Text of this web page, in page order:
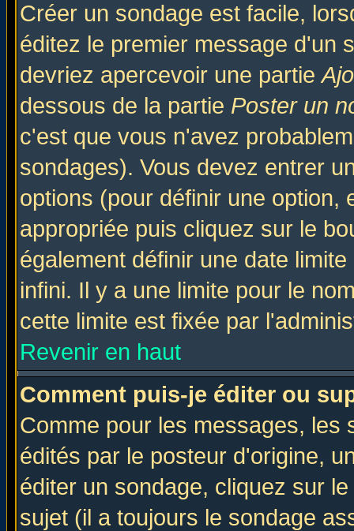
Créer un sondage est facile,
éditez le premier message d'un
devriez apercevoir une partie
dessous de la partie Poster un
c'est que vous n'avez
sondages). Vous devez entrer
options (pour définir une option,
appropriée puis cliquez sur le
également définir une date
infini. Il y a une limite pour le
cette limite est fixée par
Revenir en haut
Comment puis-je éditer ou
Comme pour les messages, les
édités par le posteur d'origine,
éditer un sondage, cliquez sur
sujet (il a toujours le sondage